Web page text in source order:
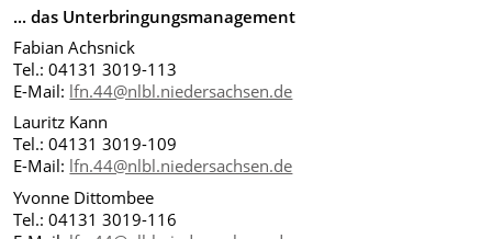
... das Unterbringungsmanagement
Fabian Achsnick
Tel.: 04131 3019-113
E-Mail: lfn.44@nlbl.niedersachsen.de
Lauritz Kann
Tel.: 04131 3019-109
E-Mail: lfn.44@nlbl.niedersachsen.de
Yvonne Dittombee
Tel.: 04131 3019-116